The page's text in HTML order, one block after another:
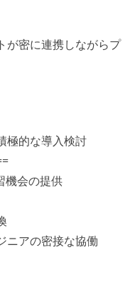
が密に連携しながらプ
極的な導入検討
機会の提供
ニアの密接な協働